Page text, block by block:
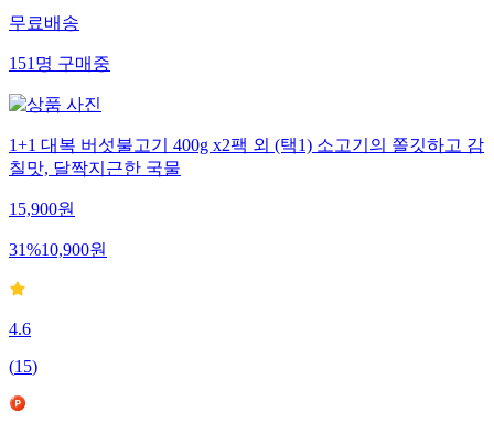
무료배송
151 명 구매중
1+1 대복 버섯불고기 400g x2팩 외 (택1) 소고기의 쫄깃하고 감
칠맛, 달짝지근한 국물
15,900원
31%10,900원
4.6
(15)